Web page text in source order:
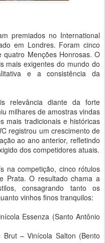
premiados no International
em Londres. Foram cinco
Menções Honrosas. O
mais exigentes do mundo do
e a consistência da
relevância diante da forte
milhares de amostras vindas
mais tradicionais e históricas
registrou um crescimento de
ao ano anterior, refletindo
dos competidores atuais.
na competição, cinco rótulos
Prata. O resultado chama a
consagrando tanto os
vinhos finos tranquilos:
Essenza (Santo Antônio
Brut – Vinícola Salton (Bento